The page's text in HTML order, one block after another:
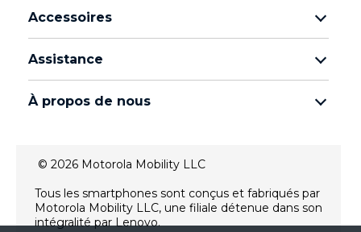
Famille Moto g
Thinkphone by motorola
Accessoires
moto tag
Assistance
Mes commandes
Contactez-nous
Rescue and Smart Assistant Tool
À propos de nous
Conditions d'utilisation
Politique de confidentialité
© 2026 Motorola Mobility LLC
Tous les smartphones sont conçus et fabriqués par
Motorola Mobility LLC, une filiale détenue dans son
intégralité par Lenovo.